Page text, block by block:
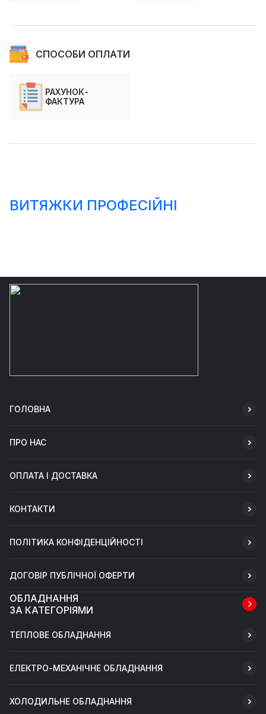
СПОСОБИ ОПЛАТИ
РАХУНОК-
ФАКТУРА
ВИТЯЖКИ ПРОФЕСІЙНІ
ГОЛОВНА
ПРО НАС
ОПЛАТА І ДОСТАВКА
КОНТАКТИ
ПОЛІТИКА КОНФІДЕНЦІЙНОСТІ
ДОГОВІР ПУБЛІЧНОЇ ОФЕРТИ
ОБЛАДНАННЯ
ЗА КАТЕГОРІЯМИ
ТЕПЛОВЕ ОБЛАДНАННЯ
ЕЛЕКТРО-МЕХАНІЧНЕ ОБЛАДНАННЯ
ХОЛОДИЛЬНЕ ОБЛАДНАННЯ